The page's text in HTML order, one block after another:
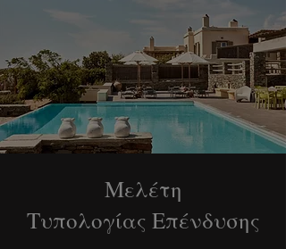
Μελέτη
Τυπολογίας Επένδυσης